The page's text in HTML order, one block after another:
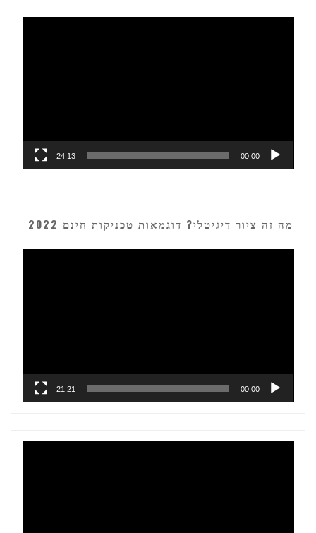
00:00
24:13
מה זה ציור דיגיטלי? דוגמאות טכניקות חינם 2022
00:00
21:21